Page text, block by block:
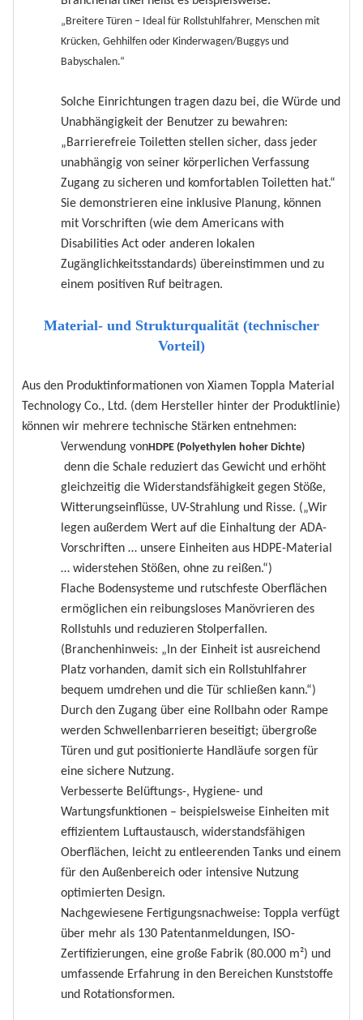
„Breitere Türen – Ideal für Rollstuhlfahrer, Menschen mit
Krücken, Gehhilfen oder Kinderwagen/Buggys und
Babyschalen.“
Solche Einrichtungen tragen dazu bei, die Würde und
Unabhängigkeit der Benutzer zu bewahren:
„Barrierefreie Toiletten stellen sicher, dass jeder
unabhängig von seiner körperlichen Verfassung
Zugang zu sicheren und komfortablen Toiletten hat.“
Sie demonstrieren eine inklusive Planung, können
mit Vorschriften (wie dem Americans with
Disabilities Act oder anderen lokalen
Zugänglichkeitsstandards) übereinstimmen und zu
einem positiven Ruf beitragen.
Material- und Strukturqualität (technischer
Vorteil)
Aus den Produktinformationen von Xiamen Toppla Material
Technology Co., Ltd. (dem Hersteller hinter der Produktlinie)
können wir mehrere technische Stärken entnehmen:
Verwendung vonHDPE (Polyethylen hoher Dichte)
denn die Schale reduziert das Gewicht und erhöht
gleichzeitig die Widerstandsfähigkeit gegen Stöße,
Witterungseinflüsse, UV-Strahlung und Risse. („Wir
legen außerdem Wert auf die Einhaltung der ADA-
Vorschriften … unsere Einheiten aus HDPE-Material
… widerstehen Stößen, ohne zu reißen.“)
Flache Bodensysteme und rutschfeste Oberflächen
ermöglichen ein reibungsloses Manövrieren des
Rollstuhls und reduzieren Stolperfallen.
(Branchenhinweis: „In der Einheit ist ausreichend
Platz vorhanden, damit sich ein Rollstuhlfahrer
bequem umdrehen und die Tür schließen kann.“)
Durch den Zugang über eine Rollbahn oder Rampe
werden Schwellenbarrieren beseitigt; übergroße
Türen und gut positionierte Handläufe sorgen für
eine sichere Nutzung.
Verbesserte Belüftungs-, Hygiene- und
Wartungsfunktionen – beispielsweise Einheiten mit
effizientem Luftaustausch, widerstandsfähigen
Oberflächen, leicht zu entleerenden Tanks und einem
für den Außenbereich oder intensive Nutzung
optimierten Design.
Nachgewiesene Fertigungsnachweise: Toppla verfügt
über mehr als 130 Patentanmeldungen, ISO-
Zertifizierungen, eine große Fabrik (80.000 m²) und
umfassende Erfahrung in den Bereichen Kunststoffe
und Rotationsformen.